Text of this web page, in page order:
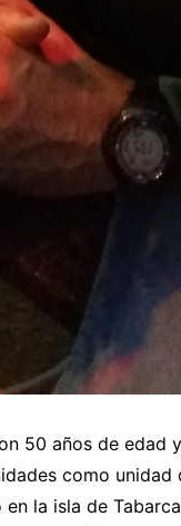
50 años de edad
como
la isla de